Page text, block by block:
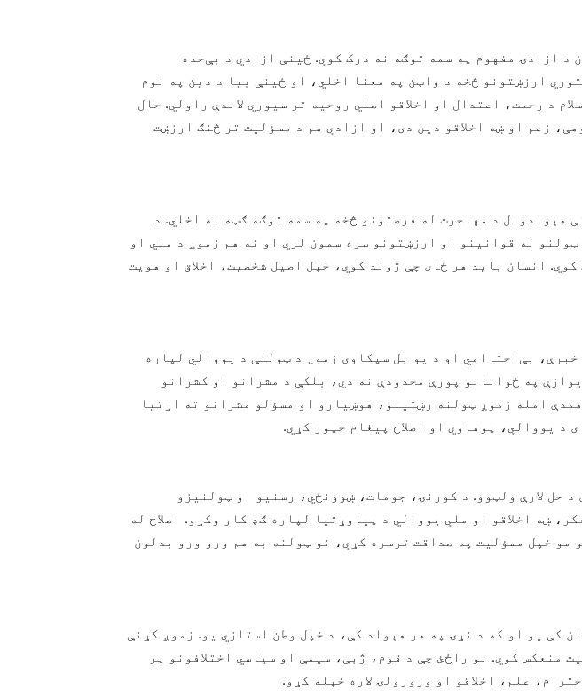
د ازادۍ مفهوم په سمه توګه نه درک کوي. ځینې ازادي د بې‌حده
ارزښتونو څخه د واټن په معنا اخلي، او ځینې بیا د دین په نوم
د رحمت، اعتدال او اخلاقو اصلي روحیه تر سیوري لاندې راولي. حال
زغم او ښه اخلاقو دین دی، او ازادي هم د مسؤلیت تر څنګ ارزښت
هېوادوال د مهاجرت له فرصتونو څخه په سمه توګه ګټه نه اخلي. د
له قوانینو او ارزښتونو سره سمون لري او نه هم زموږ د ملي او
کوي. انسان باید هر ځای چې ژوند کوي، خپل اصیل شخصیت، اخلاق او هویت
بې‌احترامي او د یو بل سپکاوی زموږ د ټولنې د یووالي لپاره
په ځوانانو پورې محدودې نه دي، بلکې د مشرانو او کشرانو
امله زموږ ټولنه رښتینو، هوښیارو او مسؤلو مشرانو ته اړتیا
د یووالي، پوهاوي او اصلاح پیغام خپور کړي.
حل لارې ولټوو. د کورنۍ، جومات، ښوونځي، رسنیو او ټولنیزو
ښه اخلاقو او ملي یووالي د پیاوړتیا لپاره ګډ کار وکړو. اصلاح له
مو خپل مسؤلیت په صداقت ترسره کړي، نو ټولنه به هم ورو ورو بدلون
کې یو او که د نړۍ په هر هېواد کې، د خپل وطن استازي یو. زموږ کړنې
منعکس کوي. نو راځئ چې د قوم، ژبې، سیمې او سیاسي اختلافونو پر
علم، اخلاقو او ورورولۍ لاره خپله کړو.